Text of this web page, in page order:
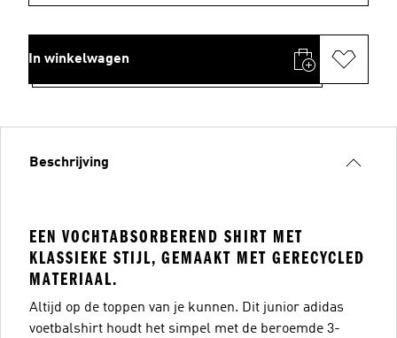
In winkelwagen
Beschrijving
EEN VOCHTABSORBEREND SHIRT MET
KLASSIEKE STIJL, GEMAAKT MET GERECYCLED
MATERIAAL.
Altijd op de toppen van je kunnen. Dit junior adidas
voetbalshirt houdt het simpel met de beroemde 3-